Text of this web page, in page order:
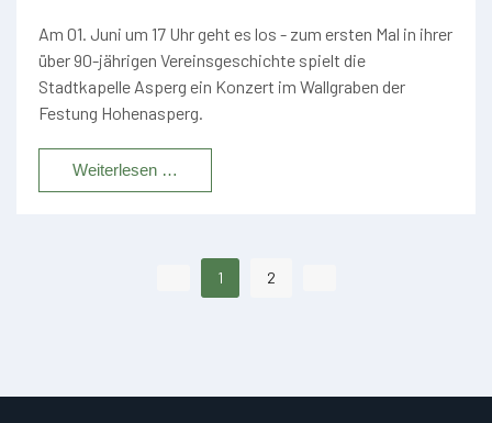
Am 01. Juni um 17 Uhr geht es los - zum ersten Mal in ihrer
über 90-jährigen Vereinsgeschichte spielt die
Stadtkapelle Asperg ein Konzert im Wallgraben der
Festung Hohenasperg.
Weiterlesen …
1 2